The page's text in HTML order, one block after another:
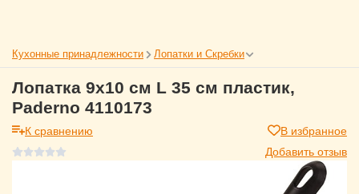
Кухонные принадлежности Лопатки и Скребки
Лопатка 9х10 см L 35 см пластик,
Paderno 4110173
К сравнению
В избранное
Добавить отзыв